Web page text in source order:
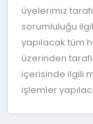
üyelerimiz
sorumluluğu
yapılacak tüm
üzerinden
içerisinde ilgili
işlemler